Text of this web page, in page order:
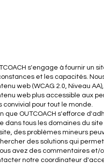
s'engage à fournir un
et les capacités.
web (WCAG 2.0, Niveau
web plus accessible aux
convivial pour tout le monde.
que OUTCOACH s'efforce
dans tous les domaines du
des problèmes mineurs
des solutions qui
avez des commentaires
notre coordinateur